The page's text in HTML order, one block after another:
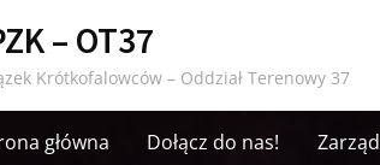
– OT37
Krótkofalowców – Oddział Terenowy 37
główna Dołącz do nas! Zarząd